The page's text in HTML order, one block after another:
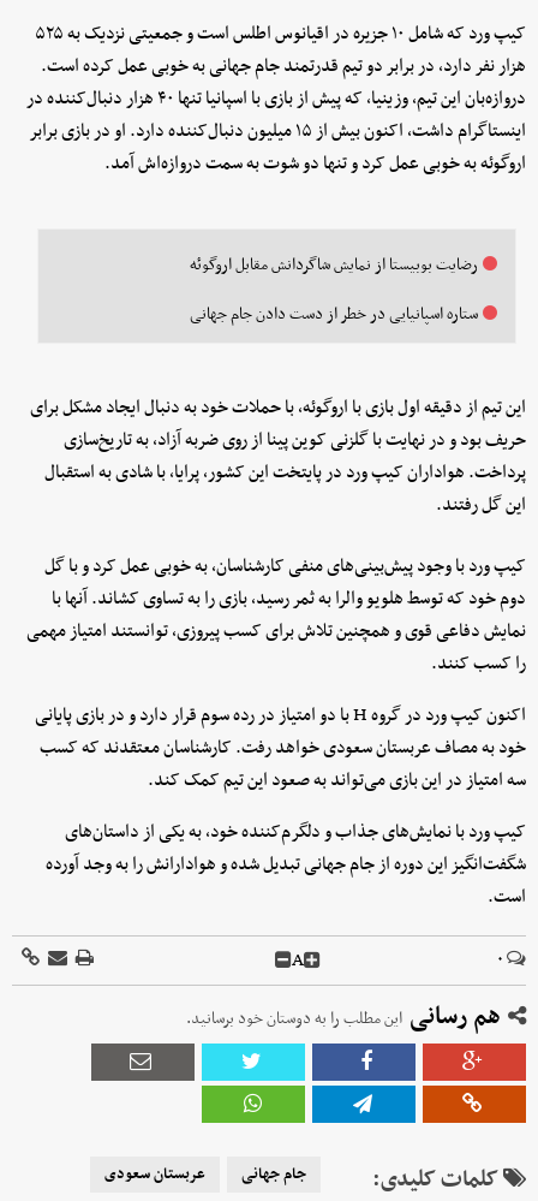
کیپ ورد که شامل ۱۰ جزیره در اقیانوس اطلس است و جمعیتی نزدیک به ۵۲۵
هزار نفر دارد، در برابر دو تیم قدرتمند جام جهانی به خوبی عمل کرده است.
دروازه‌بان این تیم، وزینیا، که پیش از بازی با اسپانیا تنها ۴۰ هزار دنبال‌کننده در
اینستاگرام داشت، اکنون بیش از ۱۵ میلیون دنبال‌کننده دارد. او در بازی برابر
اروگوئه به خوبی عمل کرد و تنها دو شوت به سمت دروازه‌اش آمد.
رضایت بوبیستا از نمایش شاگردانش مقابل اروگوئه
ستاره اسپانیایی در خطر از دست دادن جام‌ جهانی
این تیم از دقیقه اول بازی با اروگوئه، با حملات خود به دنبال ایجاد مشکل برای
حریف بود و در نهایت با گلزنی کوین پینا از روی ضربه آزاد، به تاریخ‌سازی
پرداخت. هواداران کیپ ورد در پایتخت این کشور، پرایا، با شادی به استقبال
این گل رفتند.
کیپ ورد با وجود پیش‌بینی‌های منفی کارشناسان، به خوبی عمل کرد و با گل
دوم خود که توسط هلویو والرا به ثمر رسید، بازی را به تساوی کشاند. آنها با
نمایش دفاعی قوی و همچنین تلاش برای کسب پیروزی، توانستند امتیاز مهمی
را کسب کنند.
اکنون کیپ ورد در گروه H با دو امتیاز در رده سوم قرار دارد و در بازی پایانی
خود به مصاف عربستان سعودی خواهد رفت. کارشناسان معتقدند که کسب
سه امتیاز در این بازی می‌تواند به صعود این تیم کمک کند.
کیپ ورد با نمایش‌های جذاب و دلگرم‌کننده خود، به یکی از داستان‌های
شگفت‌انگیز این دوره از جام جهانی تبدیل شده و هوادارانش را به وجد آورده
است.
۰ A
هم رسانی این مطلب را به دوستان خود برسانید.
کلمات کلیدی: جام جهانی
عربستان سعودی